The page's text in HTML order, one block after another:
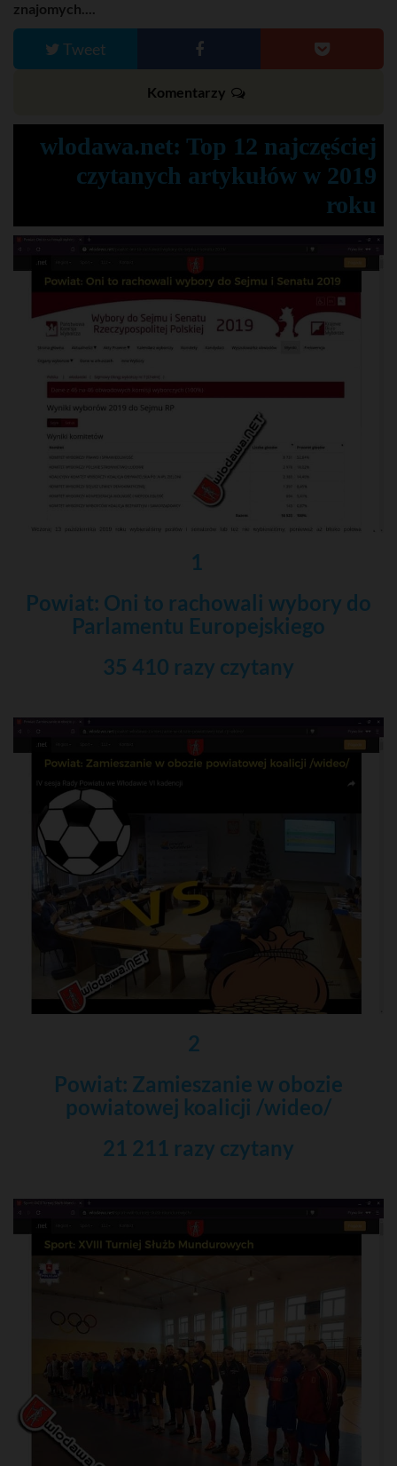
znajomych....
Tweet
Komentarzy
wlodawa.net: Top 12 najczęściej
czytanych artykułów w 2019
roku
1
Powiat: Oni to rachowali wybory do
Parlamentu Europejskiego
35 410 razy czytany
2
Powiat: Zamieszanie w obozie
powiatowej koalicji /wideo/
21 211 razy czytany